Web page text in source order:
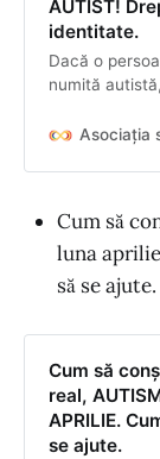
AUTIST!
identitate.
Dacă o
numită
Dacă o
corectăm.
dorim ca
Asociația
Cum să
luna
să se ajute.
Cum să
real,
APRILIE.
se ajute.